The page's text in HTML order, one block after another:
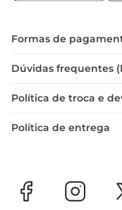
sugestões:
refrescante.
e aveia.
Crie um molho frutado para acompanhar carnes
para sua mesa
sua rotina merece.
Formas de
Dúvidas frequentes
Política de troca e
Política de entrega